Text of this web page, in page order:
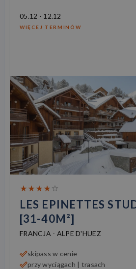
05.12 - 12.12
WIĘCEJ TERMINÓW
LES EPINETTES
[31-40M²]
FRANCJA - ALPE D'HUEZ
skipass w cenie
przy wyciągach | trasach